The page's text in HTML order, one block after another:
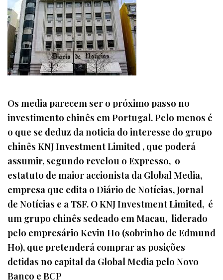
Os media parecem ser o próximo passo no
investimento chinês em Portugal. Pelo menos é
o que se deduz da noticia do interesse do grupo
chinês KNJ Investment Limited , que poderá
assumir, segundo revelou o Expresso, o
estatuto de maior accionista da Global Media,
empresa que edita o Diário de Notícias, Jornal
de Notícias e a TSF. O KNJ Investment Limited, é
um grupo chinês sedeado em Macau, liderado
pelo empresário Kevin Ho (sobrinho de Edmund
Ho), que pretenderá comprar as posições
detidas no capital da Global Media pelo Novo
Banco e BCP